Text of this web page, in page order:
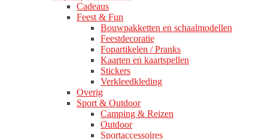
Cadeaus
Feest & Fun
Bouwpakketten en schaalmodellen
Feestdecoratie
Fopartikelen / Pranks
Kaarten en kaartspellen
Stickers
Verkleedkleding
Overig
Sport & Outdoor
Camping & Reizen
Outdoor
Sportaccessoires